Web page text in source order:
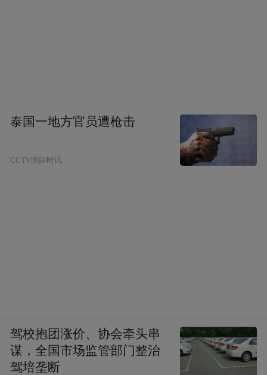
泰国一地方官员遭枪击
CCTV国际时讯
驾校抱团涨价、协会牵头串
谋，全国市场监管部门整治
驾培垄断